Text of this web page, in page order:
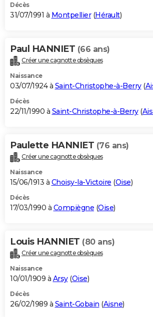
Décès
31/07/1991 à Montpellier(Hérault)
Paul HANNIET (66 ans)
Créer une cagnotte obsèques
Naissance
03/07/1924 à Saint-Christophe-à-Berry(
Décès
22/11/1990 à Saint-Christophe-à-Berry(
Paulette HANNIET (76 ans)
Créer une cagnotte obsèques
Naissance
15/06/1913 à Choisy-la-Victoire (Oise)
Décès
17/03/1990 à Compiègne (Oise)
Louis HANNIET (80 ans)
Créer une cagnotte obsèques
Naissance
10/01/1909 à Arsy(Oise)
Décès
26/02/1989 à Saint-Gobain (Aisne)